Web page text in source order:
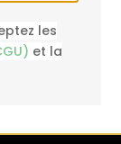
les
et la